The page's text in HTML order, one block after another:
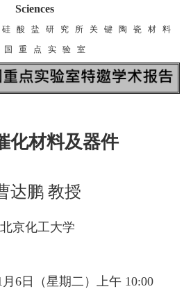
Sciences
酸 盐 研 究 所 关 键 陶 瓷 材 料
国 重 点 实 验 室
化材料及器件
达鹏 教授
北京化工大学
月6日（星期二）上午 10:00